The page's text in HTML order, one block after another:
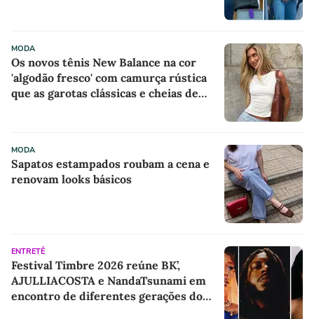
MODA
Os novos tênis New Balance na cor
'algodão fresco' com camurça rústica
que as garotas clássicas e cheias de
MODA
Sapatos estampados roubam a cena e
renovam looks básicos
ENTRETÊ
Festival Timbre 2026 reúne BK’,
AJULLIACOSTA e NandaTsunami em
encontro de diferentes gerações do